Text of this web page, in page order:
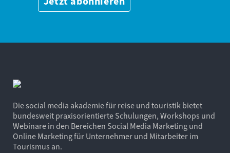
Die social media akademie für reise und touristik bietet
bundesweit praxisorientierte Schulungen, Workshops und
Webinare in den Bereichen Social Media Marketing und
Online Marketing für Unternehmer und Mitarbeiter im
Tourismus an.